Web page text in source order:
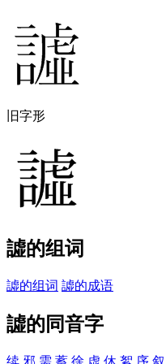
旧字形
譃的组词
譃的组词 譃的成语
譃的同音字